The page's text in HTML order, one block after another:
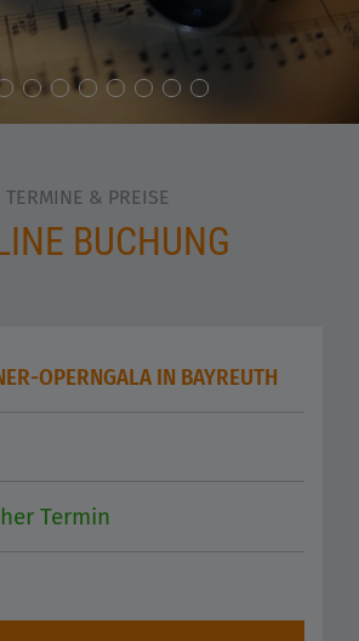
TERMINE & PREISE
BUCHUNG
OPERNGALA IN BAYREUTH
Termin